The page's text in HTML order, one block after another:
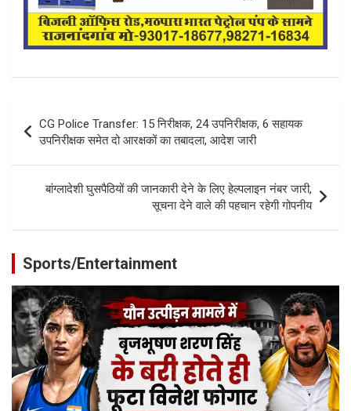
navigation
CG Police Transfer: 15 निरीक्षक, 24 उपनिरीक्षक, 6 सहायक
उपनिरीक्षक समेत दो आरक्षकों का तबादला, आदेश जारी
बांग्लादेशी घुसपैठियों की जानकारी देने के लिए हेल्पलाइन नंबर जारी,
सूचना देने वाले की पहचान रहेगी गोपनीय
Sports/Entertainment